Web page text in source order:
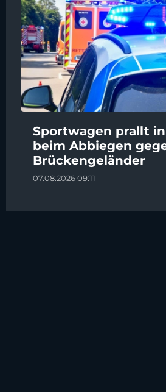
Sportwagen prallt
beim Abbiegen
Brückengeländer
07.08.2026 09:11